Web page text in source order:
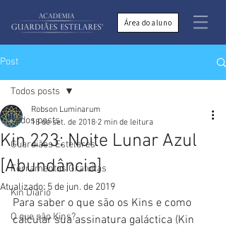
Área do aluno
Post
Todos posts
Guardiães Estelares
Ferramentas Gratuitas
Kin Diário
O que são Kins?
Todos posts
Kin 223: Noite Lunar Azul
[Abundância]
Robson Luminarum
18 de set. de 2018 2 min de leitura
Atualizado: 5 de jun. de 2019
Para saber o que são os Kins e como
calcular sua assinatura galáctica (Kin